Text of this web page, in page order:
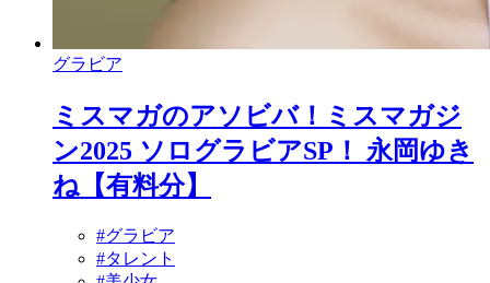
グラビア
ミスマガのアソビバ！ミスマガジ
ン2025 ソログラビアSP！ 永岡ゆき
ね【有料分】
#グラビア
#タレント